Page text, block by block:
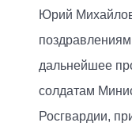
Юрий
дальнейшее
солдатам
Росгвардии,